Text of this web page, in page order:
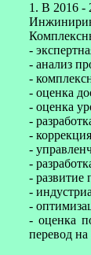
1. В 2016 -
-
- анализ
-
- оценка
- оценка
-
-
-
-
- развитие
-
-
- оценка
перевод